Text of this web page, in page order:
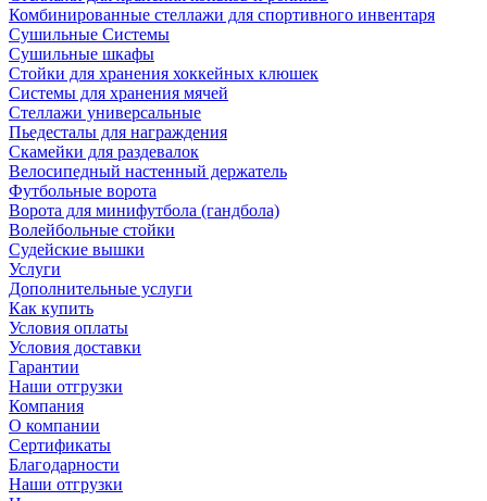
Комбинированные стеллажи для спортивного инвентаря
Сушильные Системы
Сушильные шкафы
Стойки для хранения хоккейных клюшек
Системы для хранения мячей
Стеллажи универсальные
Пьедесталы для награждения
Скамейки для раздевалок
Велосипедный настенный держатель
Футбольные ворота
Ворота для минифутбола (гандбола)
Волейбольные стойки
Судейские вышки
Услуги
Дополнительные услуги
Как купить
Условия оплаты
Условия доставки
Гарантии
Наши отгрузки
Компания
О компании
Сертификаты
Благодарности
Наши отгрузки